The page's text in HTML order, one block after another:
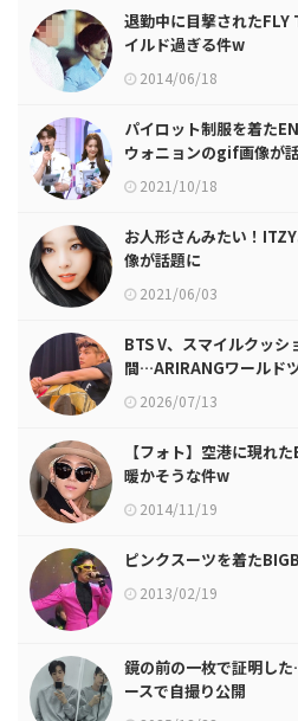
退勤中に目撃されたFLY
イルド過ぎる件w
2014/06/18
パイロット制服を着た
ウォニョンのgif画像が
2021/10/18
お人形さんみたい！
像が話題に
2021/06/03
BTS V、スマイルクッ
間…ARIRANGワールド
2026/07/13
【フォト】空港に現れ
暖かそうな件w
2014/11/19
ピンクスーツを着た
2013/02/19
鏡の前の一枚で証明し
ースで自撮り公開